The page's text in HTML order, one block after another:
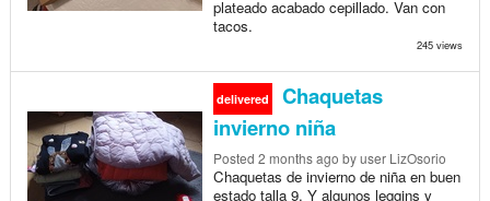
plateado acabado cepillado. Van con
tacos.
245 views
delivered
Chaquetas
invierno niña
Posted 2 months ago by user LizOsorio
Chaquetas de invierno de niña en buen
estado talla 9. Y algunos leggins y